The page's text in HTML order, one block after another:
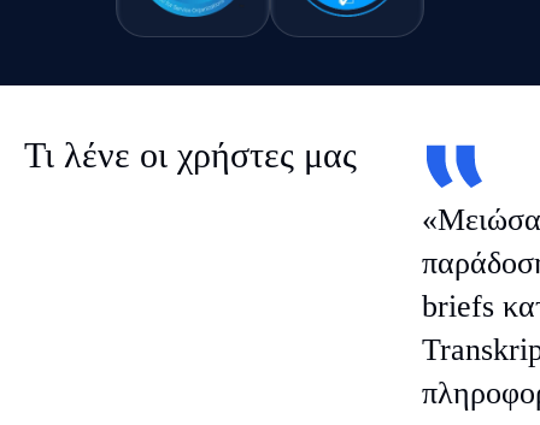
Τι λένε οι χρήστες μας
briefs